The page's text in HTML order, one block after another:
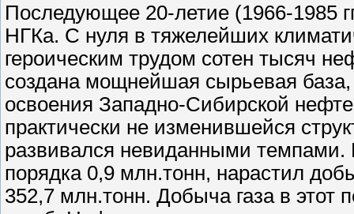
Последующее 20-летие (1966-1985
НГКа. С нуля в тяжелейших
героическим трудом сотен тысяч
создана мощнейшая сырьевая
освоения Западно-Сибирской
практически не изменившейся
развивался невиданными темпами.
порядка 0,9 млн.тонн, нарастил
352,7 млн.тонн. Добыча газа в этот